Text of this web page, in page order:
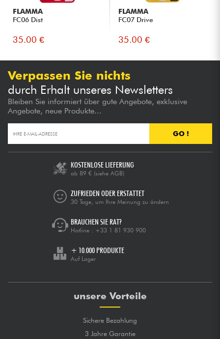
FLAMMA
FC06 Dist
35.00 €
FLAMMA
FC07 Drive
35.00 €
Verpassen Sie nichts
durch Erhalt unseres Newsletters
Bleiben Sie informiert über gute Angebote, exklusive
Angebote, neue Produkte...
GO !
KOSTENLOSE LIEFERUNG
ab 89 € (siehe AGB)
ZUFRIEDEN ODER ERSTATTET
30 Tage, um Ihre Meinung zu ändern
BRAUCHEN SIE RAT?
Hotline : +33 1 81 930 900
+ 10.000 PRODUKTE
Auf Lager
unsere Vorteile
Sichere Bezahlung
3 Jahre Garantie